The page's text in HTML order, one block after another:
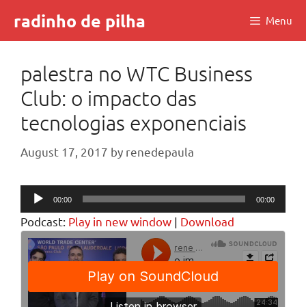
content
radinho de pilha Menu
palestra no WTC Business
Club: o impacto das
tecnologias exponenciais
August 17, 2017 by renedepaula
Audio
Player
00:00 00:00
Podcast: Play in new window | Download